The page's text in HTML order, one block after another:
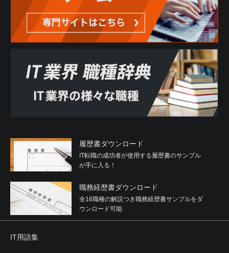
履歴書ダウンロード
IT転職の成功者が使用する履歴書のサンプル
が手に入る！
職務経歴書ダウンロード
全16職種の解説つき職務経歴書サンプルをダ
ウンロード可能
IT用語集